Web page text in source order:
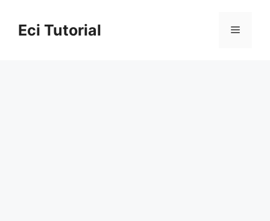
contentEci Tutorial Menu